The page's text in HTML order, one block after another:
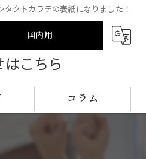
タクトカラテの表紙になりました！
国内用
こちら
コラム